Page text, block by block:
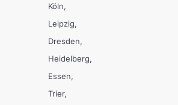
Köln
Leipzig
Dresden
Heidelberg
Essen
Trier